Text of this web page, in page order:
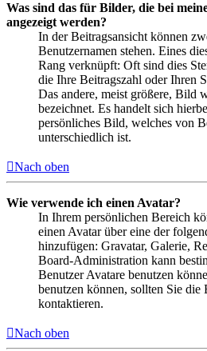
Was sind das für Bilder, die bei
angezeigt werden?
In der Beitragsansicht können
Benutzernamen stehen. Eines
Rang verknüpft: Oft sind dies
die Ihre Beitragszahl oder Ihren
Das andere, meist größere, Bild
bezeichnet. Es handelt sich
persönliches Bild, welches von
unterschiedlich ist.
Nach oben
Wie verwende ich einen Avatar?
In Ihrem persönlichen Bereich
einen Avatar über eine der
hinzufügen: Gravatar, Galerie,
Board-Administration kann
Benutzer Avatare benutzen
benutzen können, sollten Sie
kontaktieren.
Nach oben